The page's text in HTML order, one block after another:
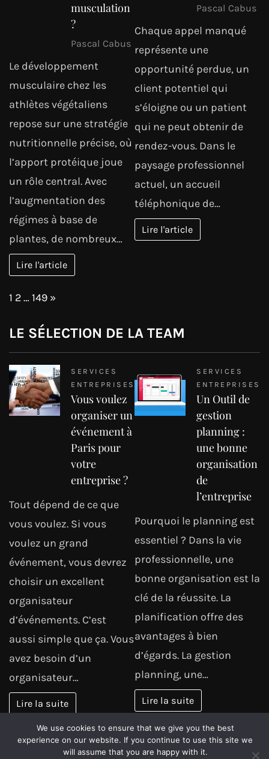
musculation
?
Pascal Cabus
Le développement
musculaire chez les
athlètes végétaliens
repose sur une stratégie
nutritionnelle précise, où
l’apport protéique joue
un rôle central. Avec
l’augmentation des
régimes à base de
plantes, de nombreux…
Lire l'article
Pascal Cabus
Chaque appel manqué
représente une
opportunité perdue, un
client potentiel qui
s’éloigne ou un patient
qui ne peut obtenir de
rendez-vous. Dans le
paysage professionnel
actuel, un accueil
téléphonique de…
Lire l'article
Page:
1 2…149 Next
»
LE SÉLECTION DE LA TEAM
SERVICES
ENTREPRISES
Vous voulez
organiser un
événement à
Paris pour
votre
entreprise ?
Tout dépend de ce que
vous voulez. Si vous
voulez un grand
événement, vous devrez
choisir un excellent
organisateur
d’événements. C’est
aussi simple que ça. Vous
avez besoin d’un
organisateur…
Lire la suite
SERVICES
ENTREPRISES
Un Outil de
gestion
planning :
une bonne
organisation
de
l’entreprise
Pourquoi le planning est
essentiel ? Dans la vie
professionnelle, une
bonne organisation est la
clé de la réussite. La
planification offre des
avantages à bien
d’égards. La gestion
planning, une…
Lire la suite
MAISON
Déménagement
TRANSPORTS
We use cookies to ensure that we give you the best
experience on our website. If you continue to use this site we
will assume that you are happy with it.